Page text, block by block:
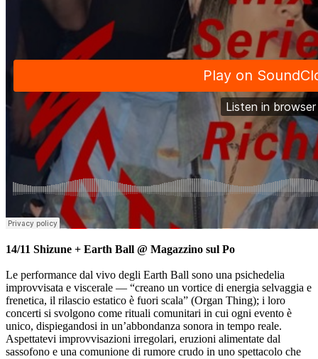
14/11 Shizune + Earth Ball @ Magazzino sul Po
Le performance dal vivo degli Earth Ball sono una psichedelia
improvvisata e viscerale — “creano un vortice di energia selvaggia e
frenetica, il rilascio estatico è fuori scala” (Organ Thing); i loro
concerti si svolgono come rituali comunitari in cui ogni evento è
unico, dispiegandosi in un’abbondanza sonora in tempo reale.
Aspettatevi improvvisazioni irregolari, eruzioni alimentate dal
sassofono e una comunione di rumore crudo in uno spettacolo che